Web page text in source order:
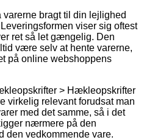
bragt til din lejlighed
viser sig oftest
ret så let gængelig. Den
være selv at hente varerne,
på online webshoppens
> Hækleopskrifter
virkelig relevant forudsat man
med det samme, så i det
nærmere på den
den vedkommende vare.